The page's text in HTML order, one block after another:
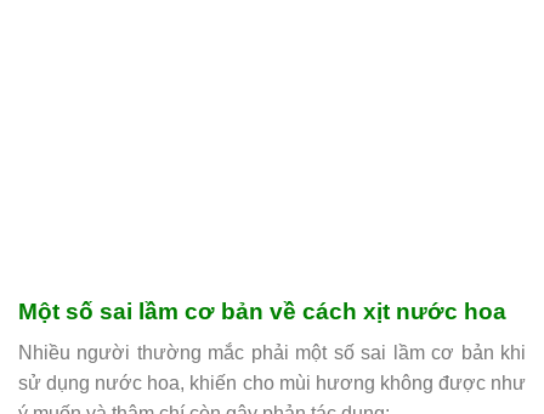
Một số sai lầm cơ bản về cách xịt nước hoa
Nhiều người thường mắc phải một số sai lầm cơ bản khi
sử dụng nước hoa, khiến cho mùi hương không được như